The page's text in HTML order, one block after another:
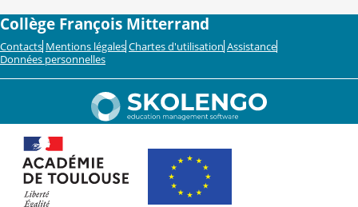
Collège François Mitterrand
Contacts Mentions légales Chartes d'utilisation Assistance
Données personnelles